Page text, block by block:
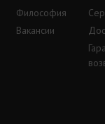
Философия
Вакансии